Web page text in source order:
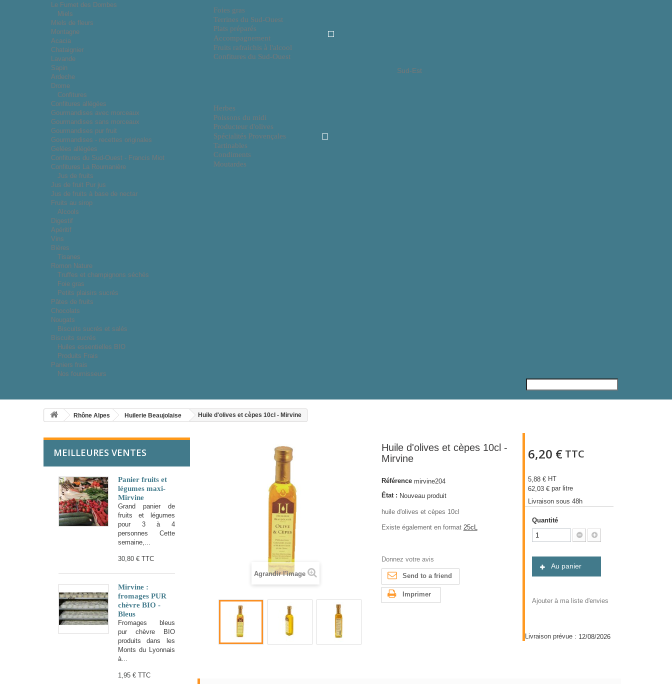
Foies gras
Terrines du Sud-Ouest
Plats préparés
Accompagnement
Fruits rafraichis à l'alcool
Confitures du Sud-Ouest
Sud-Est
Herbes
Poissons du midi
Producteur d'olives
Spécialités Provençales
Tartinables
Condiments
Moutardes
Le Fumet des Dombes
Miels
Miels de fleurs
Montagne
Acacia
Chataignier
Lavande
Sapin
Ardeche
Drome
Confitures
Confitures allégées
Gourmandises avec morceaux
Gourmandises sans morceaux
Gourmandises pur fruit
Gourmandises - recettes originales
Gelées allégées
Confitures du Sud-Ouest - Francis Miot
Confitures La Roumanière
Jus de fruits
Jus de fruit Pur jus
Jus de fruits à base de nectar
Fruits au sirop
Alcools
Digestif
Apéritif
Vins
Bières
Tisanes
Romon Nature
Truffes et champignons séchés
Foie gras
Petits plaisirs sucrés
Pâtes de fruits
Chocolats
Nougats
Biscuits sucrés et salés
Biscuits sucrés
Huiles essentielles BIO
Produits Frais
Paniers frais
Nos fournisseurs
Rhône Alpes Huilerie Beaujolaise Huile d'olives et cèpes 10cl - Mirvine
MEILLEURES VENTES
Panier fruits et
légumes maxi-
Mirvine
Grand panier de
fruits et légumes
pour 3 à 4
personnes Cette
semaine,...
30,80 € TTC
Mirvine :
fromages PUR
chèvre BIO -
Bleus
Fromages bleus
pur chèvre BIO
produits dans les
Monts du Lyonnais
à...
1,95 € TTC
Agrandir l'image
Huile d'olives et cèpes 10cl -
Mirvine
Référence mirvine204
État : Nouveau produit
huile d'olives et cèpes 10cl
Existe également en format 25cL
Donnez votre avis
Send to a friend
Imprimer
6,20 € TTC
5,88 € HT
62,03 € par litre
Livraison sous 48h
Quantité
Au panier
Ajouter à ma liste d'envies
Livraison prévue : 12/08/2026